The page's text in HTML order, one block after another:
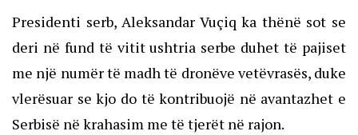
Presidenti serb, Aleksandar Vuçiq ka thënë sot se
deri në fund të vitit ushtria serbe duhet të pajiset
me një numër të madh të dronëve vetëvrasës, duke
vlerësuar se kjo do të kontribuojë në avantazhet e
Serbisë në krahasim me të tjerët në rajon.